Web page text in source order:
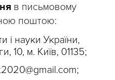
в письмовому
поштою:
і науки України,
10, м. Київ, 01135;
;